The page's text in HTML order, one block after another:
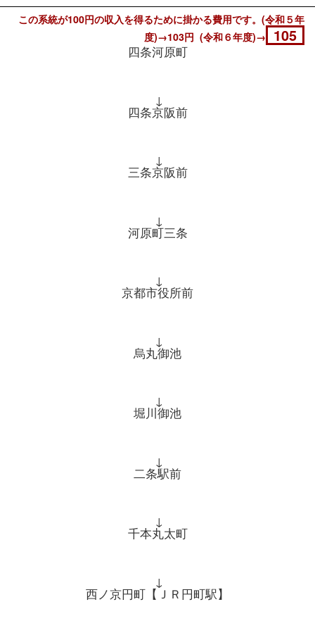
この系統が100円の収入を得るために掛かる費用です。(令和５年
度)→103円 (令和６年度)→
105
四条河原町
↓
四条京阪前
↓
三条京阪前
↓
河原町三条
↓
京都市役所前
↓
烏丸御池
↓
堀川御池
↓
二条駅前
↓
千本丸太町
↓
西ノ京円町【ＪＲ円町駅】